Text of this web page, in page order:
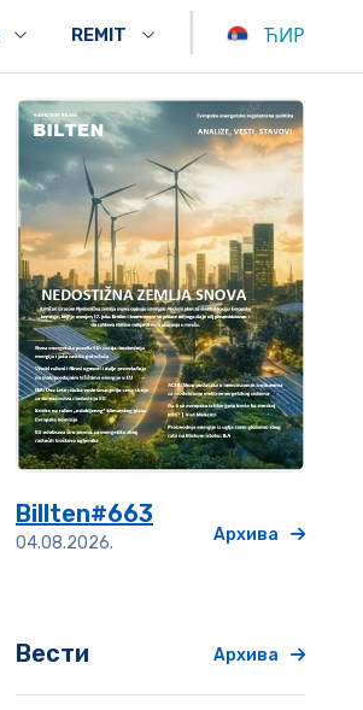
REMIT | ЋИР
Billten#663
04.08.2026. Архива
Вести Архива